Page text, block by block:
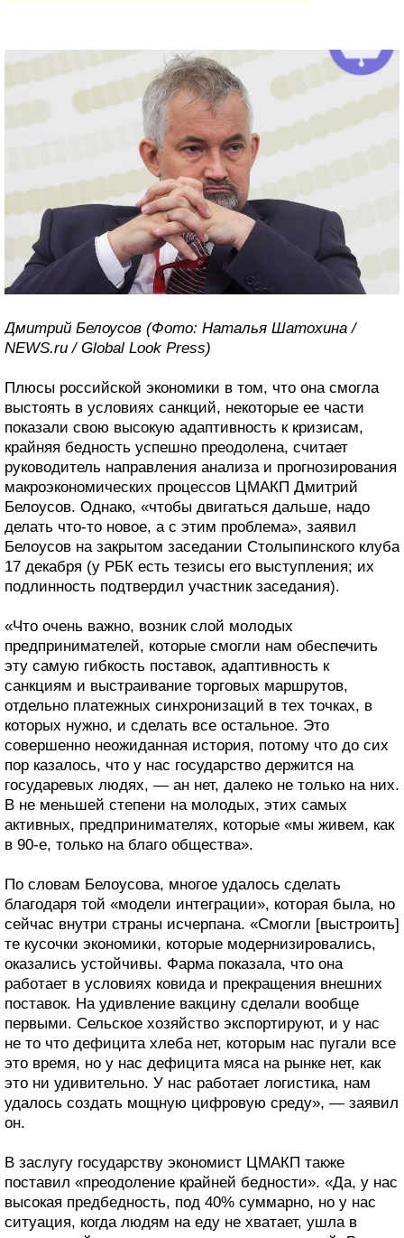
Дмитрий Белоусов (Фото: Наталья Шатохина /
NEWS.ru / Global Look Press)
Плюсы российской экономики в том, что она смогла
выстоять в условиях санкций, некоторые ее части
показали свою высокую адаптивность к кризисам,
крайняя бедность успешно преодолена, считает
руководитель направления анализа и прогнозирования
макроэкономических процессов ЦМАКП Дмитрий
Белоусов. Однако, «чтобы двигаться дальше, надо
делать что-то новое, а с этим проблема», заявил
Белоусов на закрытом заседании Столыпинского клуба
17 декабря (у РБК есть тезисы его выступления; их
подлинность подтвердил участник заседания).
«Что очень важно, возник слой молодых
предпринимателей, которые смогли нам обеспечить
эту самую гибкость поставок, адаптивность к
санкциям и выстраивание торговых маршрутов,
отдельно платежных синхронизаций в тех точках, в
которых нужно, и сделать все остальное. Это
совершенно неожиданная история, потому что до сих
пор казалось, что у нас государство держится на
государевых людях, — ан нет, далеко не только на них.
В не меньшей степени на молодых, этих самых
активных, предпринимателях, которые «мы живем, как
в 90-е, только на благо общества».
По словам Белоусова, многое удалось сделать
благодаря той «модели интеграции», которая была, но
сейчас внутри страны исчерпана. «Смогли [выстроить]
те кусочки экономики, которые модернизировались,
оказались устойчивы. Фарма показала, что она
работает в условиях ковида и прекращения внешних
поставок. На удивление вакцину сделали вообще
первыми. Сельское хозяйство экспортируют, и у нас
не то что дефицита хлеба нет, которым нас пугали все
это время, но у нас дефицита мяса на рынке нет, как
это ни удивительно. У нас работает логистика, нам
удалось создать мощную цифровую среду», — заявил
он.
В заслугу государству экономист ЦМАКП также
поставил «преодоление крайней бедности». «Да, у нас
высокая предбедность, под 40% суммарно, но у нас
ситуация, когда людям на еду не хватает, ушла в